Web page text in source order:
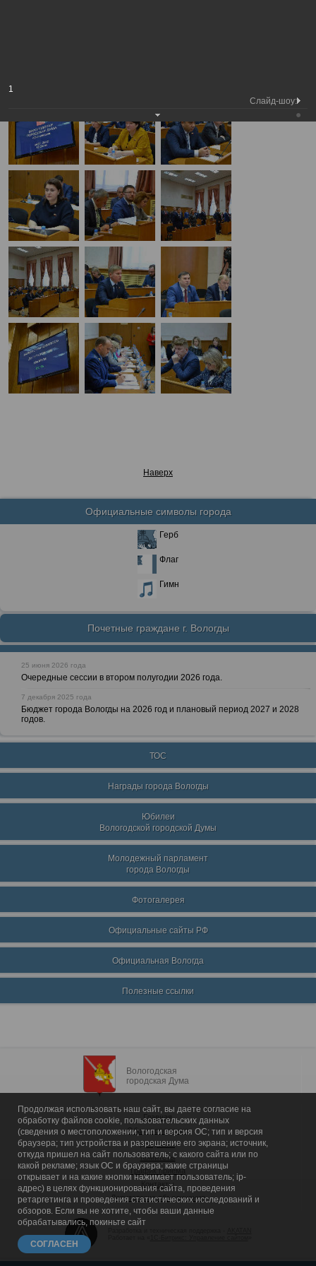
Наверх
Официальные символы города
Герб
Флаг
Гимн
Почетные граждане г. Вологды
25 июня 2026 года
Очередные сессии в втором полугодии 2026 года.
7 декабря 2025 года
Бюджет города Вологды на 2026 год и плановый период 2027 и 2028
годов.
ТОС
Награды города Вологды
Юбилеи
Вологодской городской Думы
Молодежный парламент
города Вологды
Фотогалерея
Официальные сайты РФ
Официальная Вологда
Полезные ссылки
Вологодская
городская Дума
Главная
Общие сведения
Депутаты
Комитеты
График приема
Контакты
Депутатские объединения
Продолжая использовать наш сайт, вы даете согласие на
обработку файлов cookie, пользовательских данных
(сведения о местоположении; тип и версия ОС; тип и версия
браузера; тип устройства и разрешение его экрана; источник,
откуда пришел на сайт пользователь; с какого сайта или по
какой рекламе; язык ОС и браузера; какие страницы
открывает и на какие кнопки нажимает пользователь; ip-
адрес) в целях функционирования сайта, проведения
ретаргетинга и проведения статистических исследований и
обзоров. Если вы не хотите, чтобы ваши данные
обрабатывались, покиньте сайт
СОГЛАСЕН
1
Слайд-шоу: